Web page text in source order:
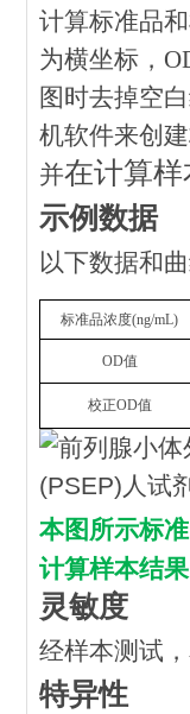
计算标准品
为横坐标，
图时去掉空
机软件来创
并在计算
示例数据
以下数据和
标准品浓度(ng/mL)
OD值
校正OD值
本图所示标
计算样本结果
灵敏度
经样本测试
特异性